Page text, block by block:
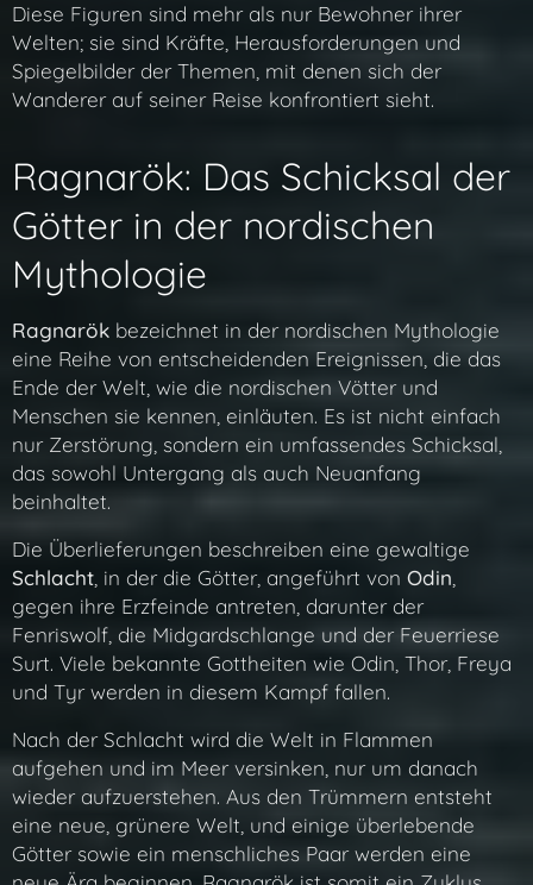
Diese Figuren sind mehr als nur Bewohner ihrer
Welten; sie sind Kräfte, Herausforderungen und
Spiegelbilder der Themen, mit denen sich der
Wanderer auf seiner Reise konfrontiert sieht.
Ragnarök: Das Schicksal der
Götter in der nordischen
Mythologie
Ragnarök bezeichnet in der nordischen Mythologie
eine Reihe von entscheidenden Ereignissen, die das
Ende der Welt, wie die nordischen Vötter und
Menschen sie kennen, einläuten. Es ist nicht einfach
nur Zerstörung, sondern ein umfassendes Schicksal,
das sowohl Untergang als auch Neuanfang
beinhaltet.
Die Überlieferungen beschreiben eine gewaltige
Schlacht , in der die Götter, angeführt von Odin
gegen ihre Erzfeinde antreten, darunter der
Fenriswolf, die Midgardschlange und der Feuerriese
Surt. Viele bekannte Gottheiten wie Odin, Thor, Freya
und Tyr werden in diesem Kampf fallen.
Nach der Schlacht wird die Welt in Flammen
aufgehen und im Meer versinken, nur um danach
wieder aufzuerstehen. Aus den Trümmern entsteht
eine neue, grünere Welt, und einige überlebende
Götter sowie ein menschliches Paar werden eine